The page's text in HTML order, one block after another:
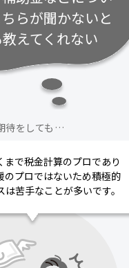
らが聞かないと
えてくれない
待をしても…
まで税金計算のプロであり
のプロではないため積極的
は苦手なことが多いです。